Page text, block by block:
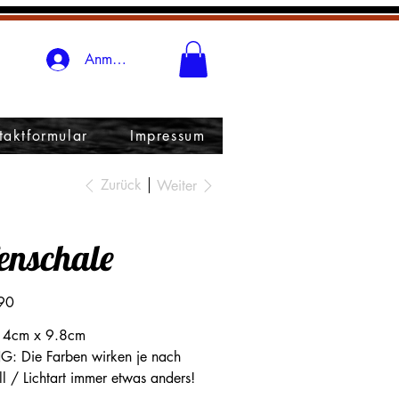
Anmelden
Impressum
Zurück Weiter
x 9.8cm
Die Farben wirken je nach
/ Lichtart immer etwas anders!